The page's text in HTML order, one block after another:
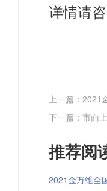
详情请
上一篇：2021
下一篇：市面
推荐阅
2021金万维全